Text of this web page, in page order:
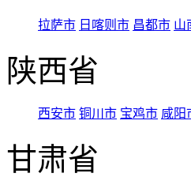
拉萨市 日喀则市 昌都市 山
陕西省
西安市 铜川市 宝鸡市 咸阳
甘肃省